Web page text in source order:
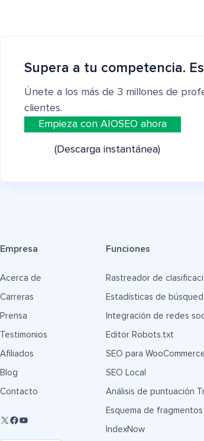
Supera a tu competencia.
Únete a los más de 3 millones de
clientes.
Empieza con AIOSEO ahora
(Descarga instantánea)
Empresa
Acerca de
Carreras
Prensa
Testimonios
Afiliados
Blog
Contacto
Funciones
Rastreador de
Estadísticas de
Integración de redes
Editor Robots.txt
SEO para
SEO Local
Análisis de puntuación
Esquema de
IndexNow